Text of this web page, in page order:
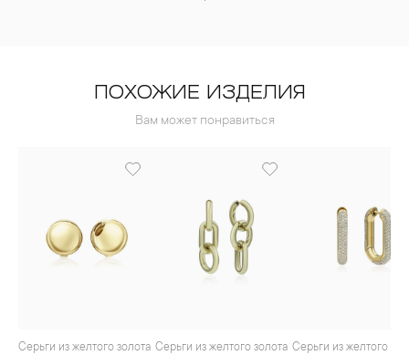
ПОХОЖИЕ ИЗДЕЛИЯ
Вам может понравиться
Серьги из желтого золота Серьги из желтого золота Серьги из желтого золота